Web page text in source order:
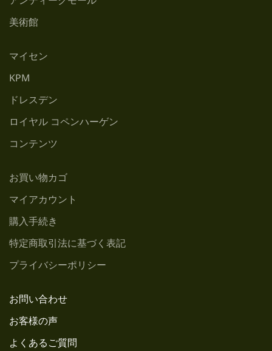
美術館
マイセン
KPM
ドレスデン
ロイヤル コペンハーゲン
コンテンツ
お買い物カゴ
マイアカウント
購入手続き
特定商取引法に基づく表記
プライバシーポリシー
お問い合わせ
お客様の声
よくあるご質問